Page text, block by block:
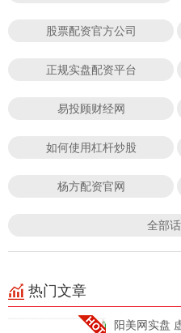
股票配资官方公司
正规实盘配资平台
易投顾财经网
如何使用杠杆炒股
杨方配资官网
全部
热门文章
阳美网实盘